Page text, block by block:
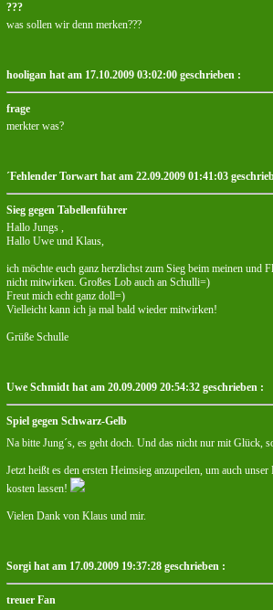
???
was sollen wir denn merken???
hooligan hat am 17.10.2009 03:02:00 geschrieben :
frage
merkter was?
´Fehlender Torwart hat am 22.09.2009 01:41:03
Sieg gegen Tabellenführer
Hallo Jungs ,
Hallo Uwe und Klaus,
ich möchte euch ganz herzlichst zum Sieg beim meinen und
nicht mitwirken. Großes Lob auch an Schulli=)
Freut mich echt ganz doll=)
Vielleicht kann ich ja mal bald wieder mitwirken!
Grüße Schulle
Uwe Schmidt hat am 20.09.2009 20:54:32 geschrieben :
Spiel gegen Schwarz-Gelb
Na bitte Jung´s, es geht doch. Und das nicht nur mit
Jetzt heißt es den ersten Heimsieg anzupeilen, um auch
kosten lassen!
Vielen Dank von Klaus und mir.
Sorgi hat am 17.09.2009 19:37:28 geschrieben :
treuer Fan